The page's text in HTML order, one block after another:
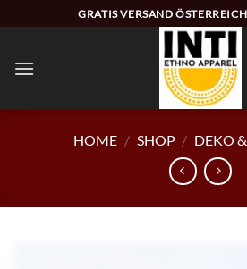
Inhalt
GRATIS VERSAND
HOME / SHOP / DEKO